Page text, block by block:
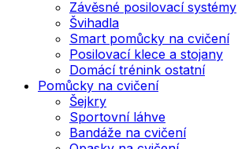
Závěsné posilovací systémy
Švihadla
Smart pomůcky na cvičení
Posilovací klece a stojany
Domácí trénink ostatní
Pomůcky na cvičení
Šejkry
Sportovní láhve
Bandáže na cvičení